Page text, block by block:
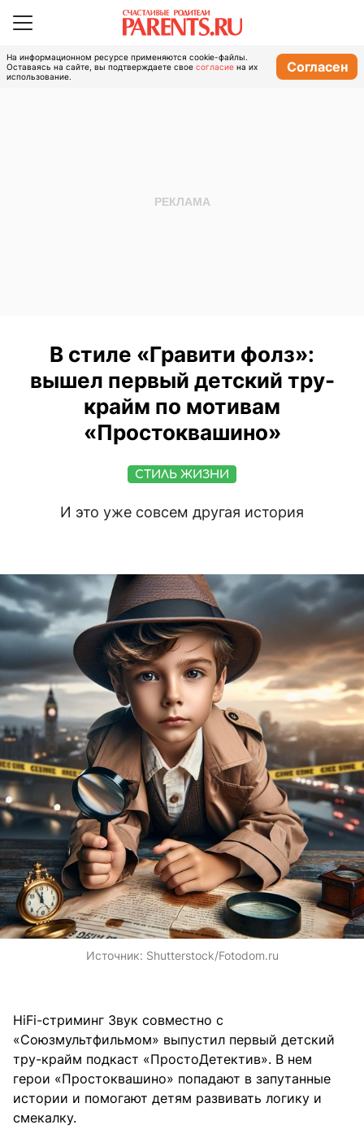
На информационном ресурсе применяются cookie-файлы.
Оставаясь на сайте, вы подтверждаете свое согласие на их
использование.
Согласен
В стиле «Гравити фолз»:
вышел первый детский тру-
крайм по мотивам
«Простоквашино»
СТИЛЬ ЖИЗНИ
И это уже совсем другая история
Источник: Shutterstock/Fotodom.ru
HiFi-стриминг Звук совместно с
«Союзмультфильмом» выпустил первый детский
тру-крайм подкаст «ПростоДетектив». В нем
герои «Простоквашино» попадают в запутанные
истории и помогают детям развивать логику и
смекалку.